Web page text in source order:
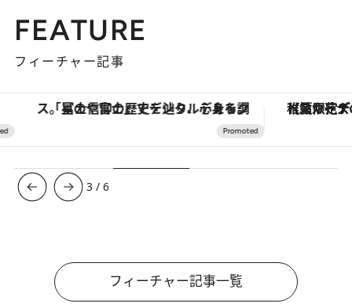
FEATURE
フィーチャー記事
「星のや富士」でデジタルデトックス。冨士信仰の歴史を辿り、心身を調える。 【夏限定ディナーコース】旬を
3 /6
フィーチャー記事一覧